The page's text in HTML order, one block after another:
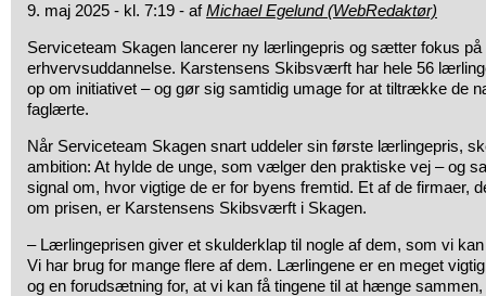
9. maj 2025 - kl. 7:19 - afMichael Egelund (WebRedaktør)
Serviceteam Skagen lancerer ny lærlingepris og sætter fokus
erhvervsuddannelse. Karstensens Skibsværft har hele 56
op om initiativet – og gør sig samtidig umage for at tiltrække de
faglærte.
Når Serviceteam Skagen snart uddeler sin første lærlingepris,
ambition: At hylde de unge, som vælger den praktiske vej – og
signal om, hvor vigtige de er for byens fremtid. Et af de firmaer,
om prisen, er Karstensens Skibsværft i Skagen.
– Lærlingeprisen giver et skulderklap til nogle af dem, som vi
Vi har brug for mange flere af dem. Lærlingene er en meget
og en forudsætning for, at vi kan få tingene til at hænge